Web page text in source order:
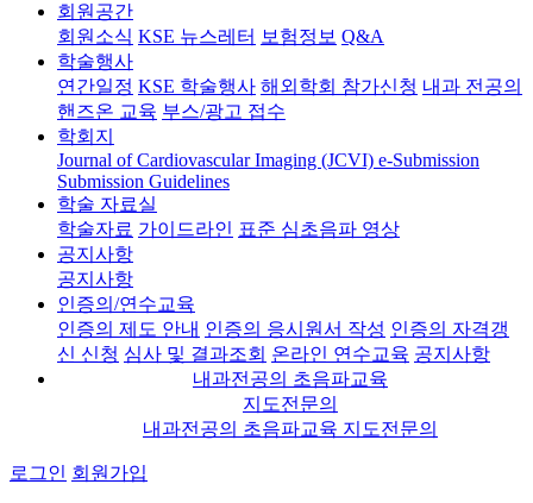
회원공간
회원소식 KSE 뉴스레터 보험정보 Q&A
학술행사
연간일정 KSE 학술행사 해외학회 참가신청 내과 전공의
핸즈온 교육 부스/광고 접수
학회지
Journal of Cardiovascular Imaging (JCVI) e-Submission
Submission Guidelines
학술 자료실
학술자료 가이드라인 표준 심초음파 영상
공지사항
공지사항
인증의/연수교육
인증의 제도 안내 인증의 응시원서 작성 인증의 자격갱
신 신청 심사 및 결과조회 온라인 연수교육 공지사항
내과전공의 초음파교육
지도전문의
내과전공의 초음파교육 지도전문의
로그인 회원가입